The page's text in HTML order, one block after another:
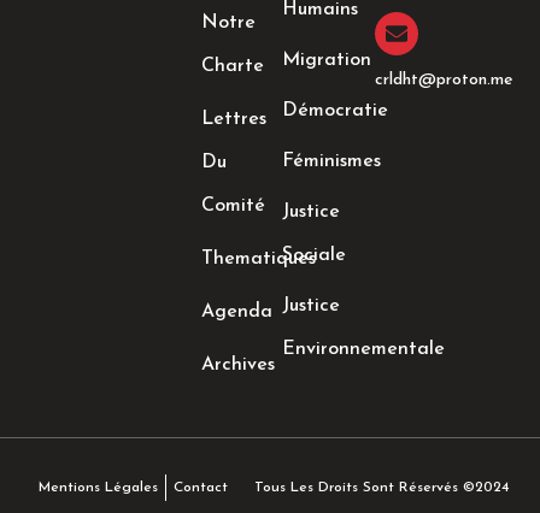
Notre
Charte
Lettres
Du
Comité
Thematiques
Agenda
Archives
Humains
Migration
Démocratie
Féminismes
Justice
Sociale
Justice
Environnementale
crldht@proton.me
Mentions Légales Contact Tous Les Droits Sont Réservés ©2024